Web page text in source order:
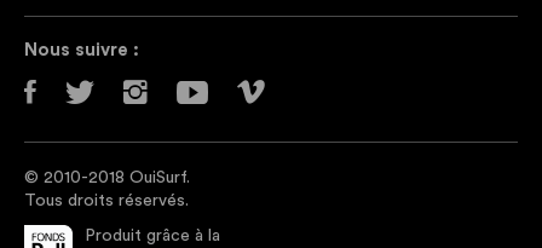
Nous suivre :
© 2010-2018 OuiSurf.
Tous droits réservés.
Produit grâce à la